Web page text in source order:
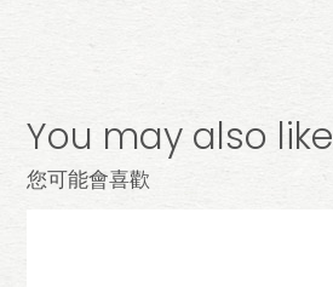
You may also like
您可能會喜歡